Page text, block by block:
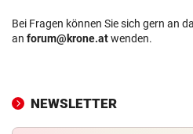
Bei Fragen können Sie sich gern an
an forum@krone.atwenden.
NEWSLETTER